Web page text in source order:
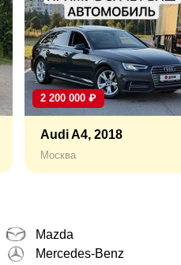
2 200 000 ₽
Audi A4, 2018
Москва
Mazda
Mercedes-Benz